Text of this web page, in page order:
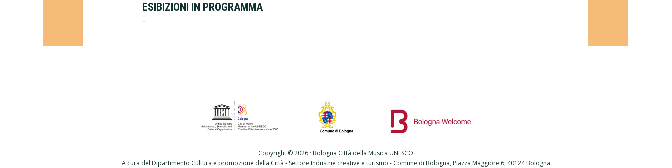
ESIBIZIONI IN PROGRAMMA
-
Copyright © 2026 · Bologna Città della Musica UNESCO
A cura del Dipartimento Cultura e promozione della Città - Settore Industrie creative e turismo - Comune di Bologna, Piazza Maggiore 6, 40124 Bologna